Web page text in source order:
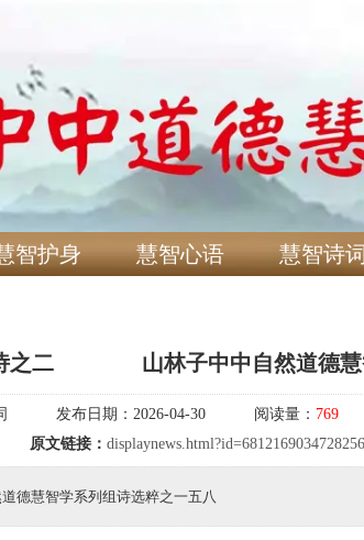
智护身 慧智心语 慧智诗词
之二​ ​ ​ 山林子中中自然道德慧
发布日期： 2026-04-30 阅读量： 769
原文链接： displaynews.html?id=6812169034728256
慧智学系列组诗选粹之一五八